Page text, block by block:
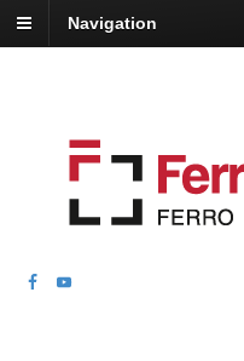
Navigation